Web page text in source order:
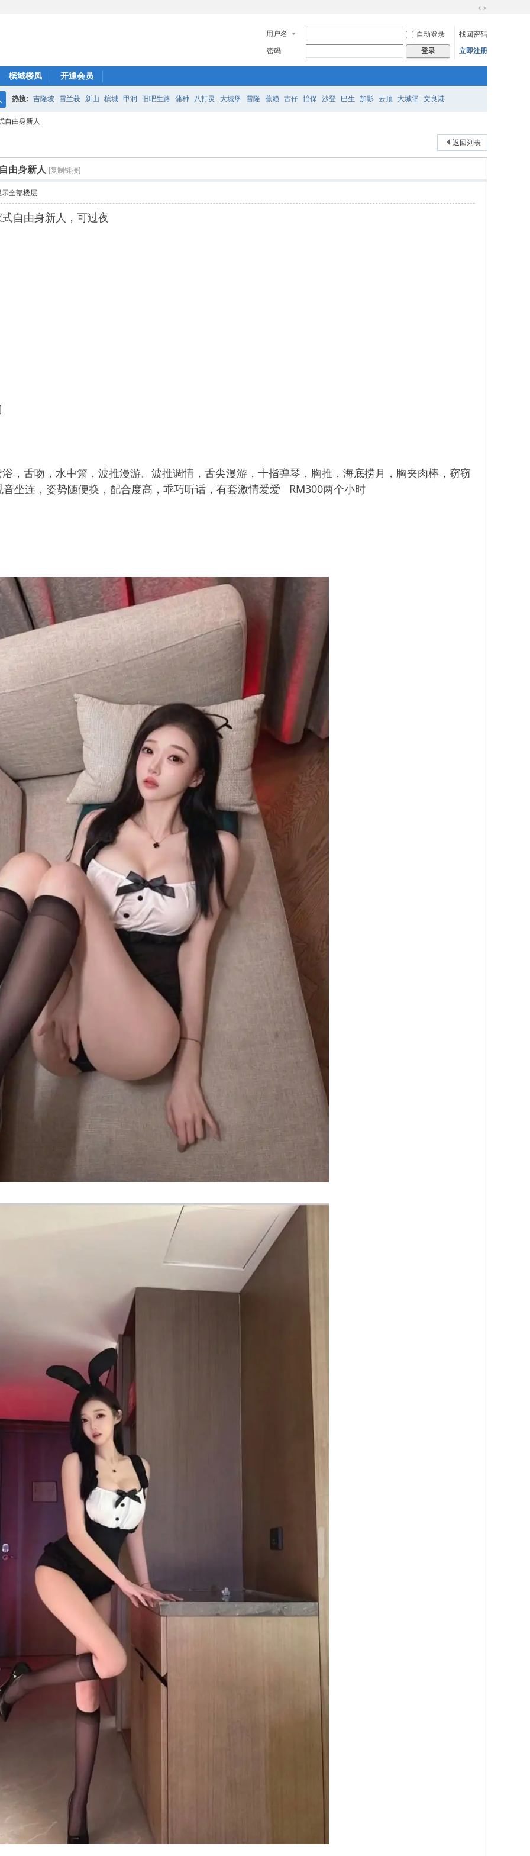
换
到
宽
用户名 自动登录
找回密码
密码
登录 立即注册
槟城楼凤 开通会员
热搜: 吉隆坡 雪兰莪 新山 槟城 甲洞 旧吧生路 蒲种 八打灵 大城堡 雪隆 蕉赖 古仔 怡保 沙登 巴生 加影 云顶 大城堡 文良港
自由身新人
返回列表
由身新人 [复制链接]
示全部楼层
自由身新人，可过夜
，舌吻，水中箫，波推漫游。波推调情，舌尖漫游，十指弹琴，胸推，海底捞月，胸夹肉棒，窃窃
坐连，姿势随便换，配合度高，乖巧听话，有套激情爱爱 RM300两个小时